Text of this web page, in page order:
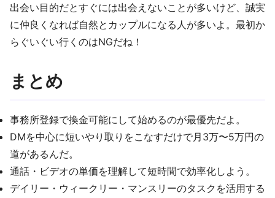
出会い目的だとすぐには出会えないことが多いけど、誠実
に仲良くなれば自然とカップルになる人が多いよ。最初か
らぐいぐい行くのはNGだね！
まとめ
事務所登録で換金可能にして始めるのが最優先だよ。
DMを中心に短いやり取りをこなすだけで月3万〜5万円の
道があるんだ。
通話・ビデオの単価を理解して短時間で効率化しよう。
デイリー・ウィークリー・マンスリーのタスクを活用する